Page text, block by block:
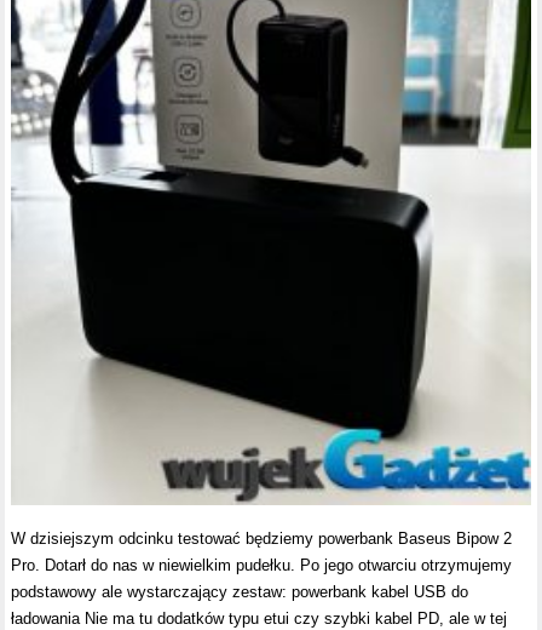
W dzisiejszym odcinku testować będziemy powerbank Baseus Bipow 2
Pro. Dotarł do nas w niewielkim pudełku. Po jego otwarciu otrzymujemy
podstawowy ale wystarczający zestaw: powerbank kabel USB do
ładowania Nie ma tu dodatków typu etui czy szybki kabel PD, ale w tej